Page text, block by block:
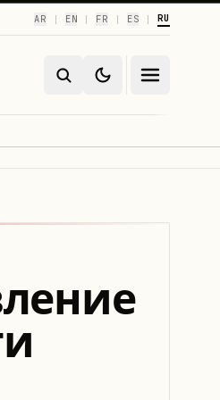
AR | EN | FR | ES | RU